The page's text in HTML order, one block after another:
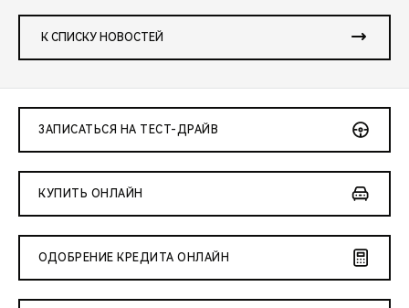
К СПИСКУ НОВОСТЕЙ
ЗАПИСАТЬСЯ НА ТЕСТ-ДРАЙВ
КУПИТЬ ОНЛАЙН
ОДОБРЕНИЕ КРЕДИТА ОНЛАЙН